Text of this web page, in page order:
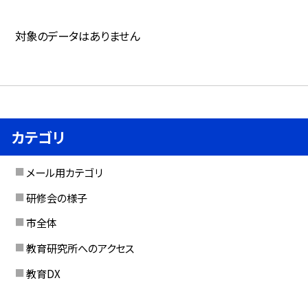
対象のデータはありません
カテゴリ
メール用カテゴリ
研修会の様子
市全体
教育研究所へのアクセス
教育DX